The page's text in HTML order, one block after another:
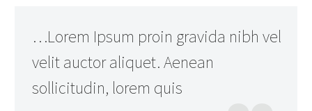
…Lorem Ipsum proin gravida nibh vel
velit auctor aliquet. Aenean
sollicitudin, lorem quis